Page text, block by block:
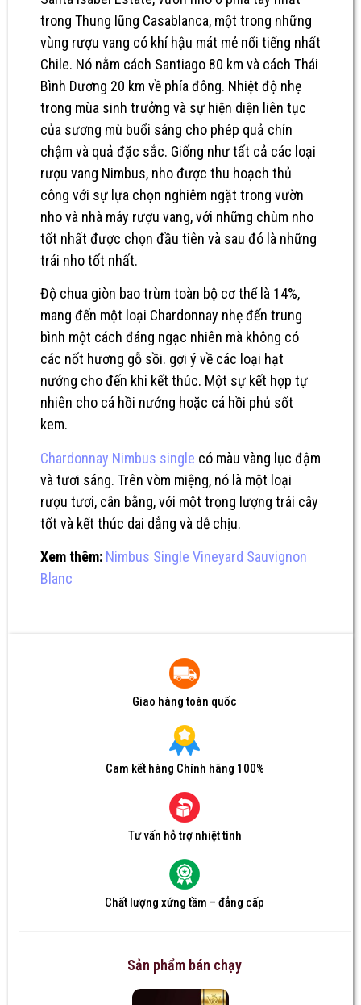
trong Thung lũng Casablanca, một trong những
vùng rượu vang có khí hậu mát mẻ nổi tiếng nhất
Chile. Nó nằm cách Santiago 80 km và cách Thái
Bình Dương 20 km về phía đông. Nhiệt độ nhẹ
trong mùa sinh trưởng và sự hiện diện liên tục
của sương mù buổi sáng cho phép quả chín
chậm và quả đặc sắc. Giống như tất cả các loại
rượu vang Nimbus, nho được thu hoạch thủ
công với sự lựa chọn nghiêm ngặt trong vườn
nho và nhà máy rượu vang, với những chùm nho
tốt nhất được chọn đầu tiên và sau đó là những
trái nho tốt nhất.
Độ chua giòn bao trùm toàn bộ cơ thể là 14%,
mang đến một loại Chardonnay nhẹ đến trung
bình một cách đáng ngạc nhiên mà không có
các nốt hương gỗ sồi. gợi ý về các loại hạt
nướng cho đến khi kết thúc. Một sự kết hợp tự
nhiên cho cá hồi nướng hoặc cá hồi phủ sốt
kem.
Chardonnay Nimbus single có màu vàng lục đậm
và tươi sáng. Trên vòm miệng, nó là một loại
rượu tươi, cân bằng, với một trọng lượng trái cây
tốt và kết thúc dai dẳng và dễ chịu.
Xem thêm: Nimbus Single Vineyard Sauvignon
Blanc
Giao hàng toàn quốc
Cam kết hàng Chính hãng 100%
Tư vấn hỗ trợ nhiệt tình
Chất lượng xứng tầm – đẳng cấp
Sản phẩm bán chạy